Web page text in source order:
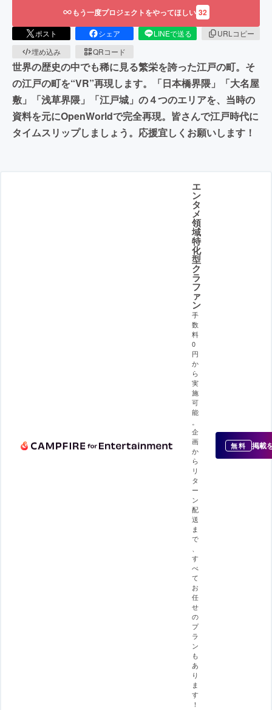
もう一度プロジェクトをやってほしい 32
ポスト シェア LINEで送る
URLコピー
埋め込み
QRコード
世界の歴史の中でも稀に見る繁栄を誇った江戸の町。そ
の江戸の町を“VR”再現します。「日本橋界隈」「大名屋
敷」「浅草界隈」「江戸城」の４つのエリアを、当時の
資料を元にOpenWorldで完全再現。皆さんで江戸時代に
タイムスリップしましょう。応援宜しくお願いします！
エ
ン
タ
メ
領
域
特
化
型
ク
ラ
フ
ァ
ン
手
数
料
0
円
か
ら
実
施
可
能
。
企
画
か
ら
リ
タ
ー
ン
配
送
ま
で
、
す
べ
て
お
任
せ
の
プ
ラ
ン
も
あ
り
ま
す
！
無料 掲載